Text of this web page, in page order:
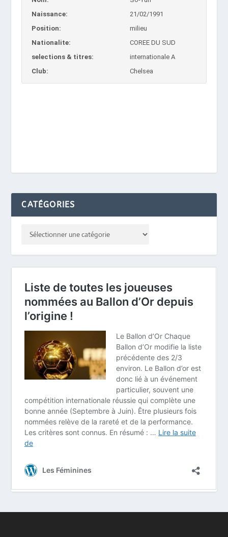
Naissance:
21/02/1991
Position:
milieu
Nationalite:
COREE DU SUD
selections & titres:
internationale A
Club:
Chelsea
CATÉGORIES